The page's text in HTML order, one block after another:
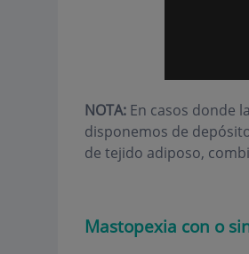
NOTA:En casos donde
disponemos de
de tejido adiposo,
Mastopexia con o